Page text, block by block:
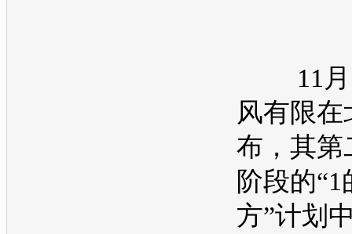
11月1
风有限在
布，其第
阶段的“1
方”计划